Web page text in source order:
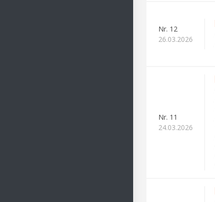
Nr. 12
26.03.2026
Nr. 11
24.03.2026